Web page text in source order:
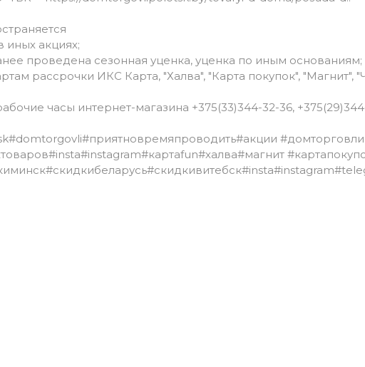
иных акциях;
проведена сезонная уценка, уценка по иным основаниям;
рассрочки ИКС Карта, "Халва", "Карта покупок", "Магнит",
часы интернет-магазина +375(33)344-32-36,
#domtorgovli#приятновремяпроводить#акции
#insta#instagram#картаfun#халва#магнит
#скидкибеларусь#скидкивитебск#insta#instagram